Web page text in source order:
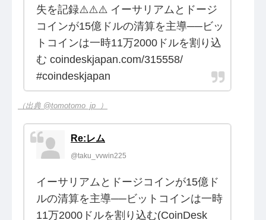
失を記録⚠️⚠️⚠️ イーサリアムとドージ
コインが15億ドルの清算を主導──ビッ
トコインは一時11万2000ドルを割り込
む coindeskjapan.com/315558/
#coindeskjapan
（出典 @tomotomo_jp_）
Re:レム
@taku_vvwin225
イーサリアムとドージコインが15億ド
ルの清算を主導──ビットコインは一時
11万2000ドルを割り込む(CoinDesk